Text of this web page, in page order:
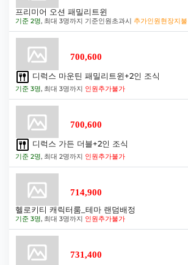
프리미어 오션 패밀리트윈
기준 2명, 최대 3명까지 기준인원초과시 추가인원현장지불
700,600
디럭스 마운틴 패밀리트윈+2인 조식
기준 3명, 최대 3명까지 인원추가불가
700,600
디럭스 가든 더블+2인 조식
기준 2명, 최대 2명까지 인원추가불가
714,900
헬로키티 캐릭터룸_테마 랜덤배정
기준 3명, 최대 3명까지 인원추가불가
731,400